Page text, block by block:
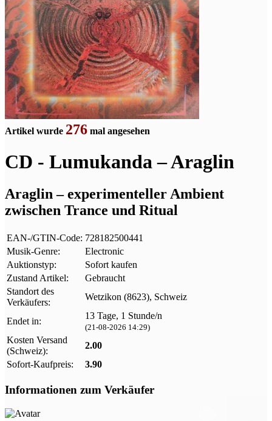
Artikel wurde 276 mal angesehen
CD - Lumukanda – Araglin
Araglin – experimenteller Ambient
zwischen Trance und Ritual
EAN-/GTIN-Code: 728182500441
Musik-Genre:
Electronic
Auktionstyp:
Sofort kaufen
Zustand Artikel:
Gebraucht
Standort des
Verkäufers:
Wetzikon (8623), Schweiz
Endet in:
13 Tage, 1 Stunde/n
(21-08-2026 14:29)
Kosten Versand
(Schweiz):
2.00
Sofort-Kaufpreis:
3.90
Informationen zum Verkäufer